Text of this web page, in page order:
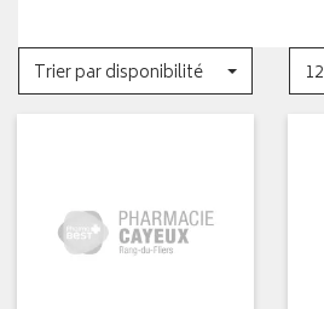
Trier par disponibilité